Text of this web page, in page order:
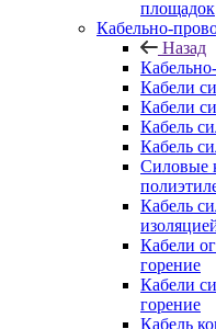
площадок
Кабельно-
Назад
Кабели
Кабели
Кабель
Кабель
Силовые
Кабель
Кабели
горение
Кабели
горение
Кабель